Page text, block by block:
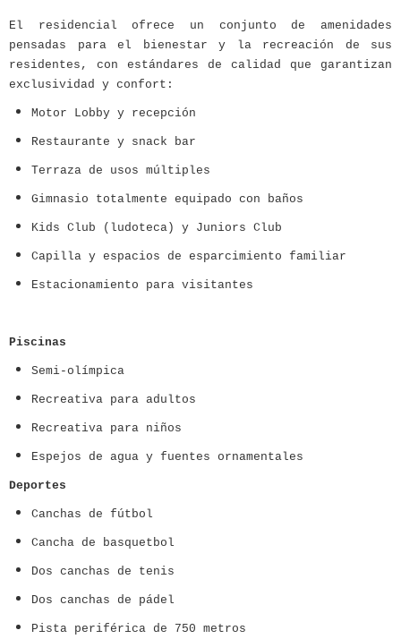
El residencial ofrece un conjunto de amenidades
pensadas para el bienestar y la recreación de sus
residentes, con estándares de calidad que garantizan
exclusividad y confort:
Motor Lobby y recepción
Restaurante y snack bar
Terraza de usos múltiples
Gimnasio totalmente equipado con baños
Kids Club (ludoteca) y Juniors Club
Capilla y espacios de esparcimiento familiar
Estacionamiento para visitantes
Piscinas
Semi-olímpica
Recreativa para adultos
Recreativa para niños
Espejos de agua y fuentes ornamentales
Deportes
Canchas de fútbol
Cancha de basquetbol
Dos canchas de tenis
Dos canchas de pádel
Pista periférica de 750 metros